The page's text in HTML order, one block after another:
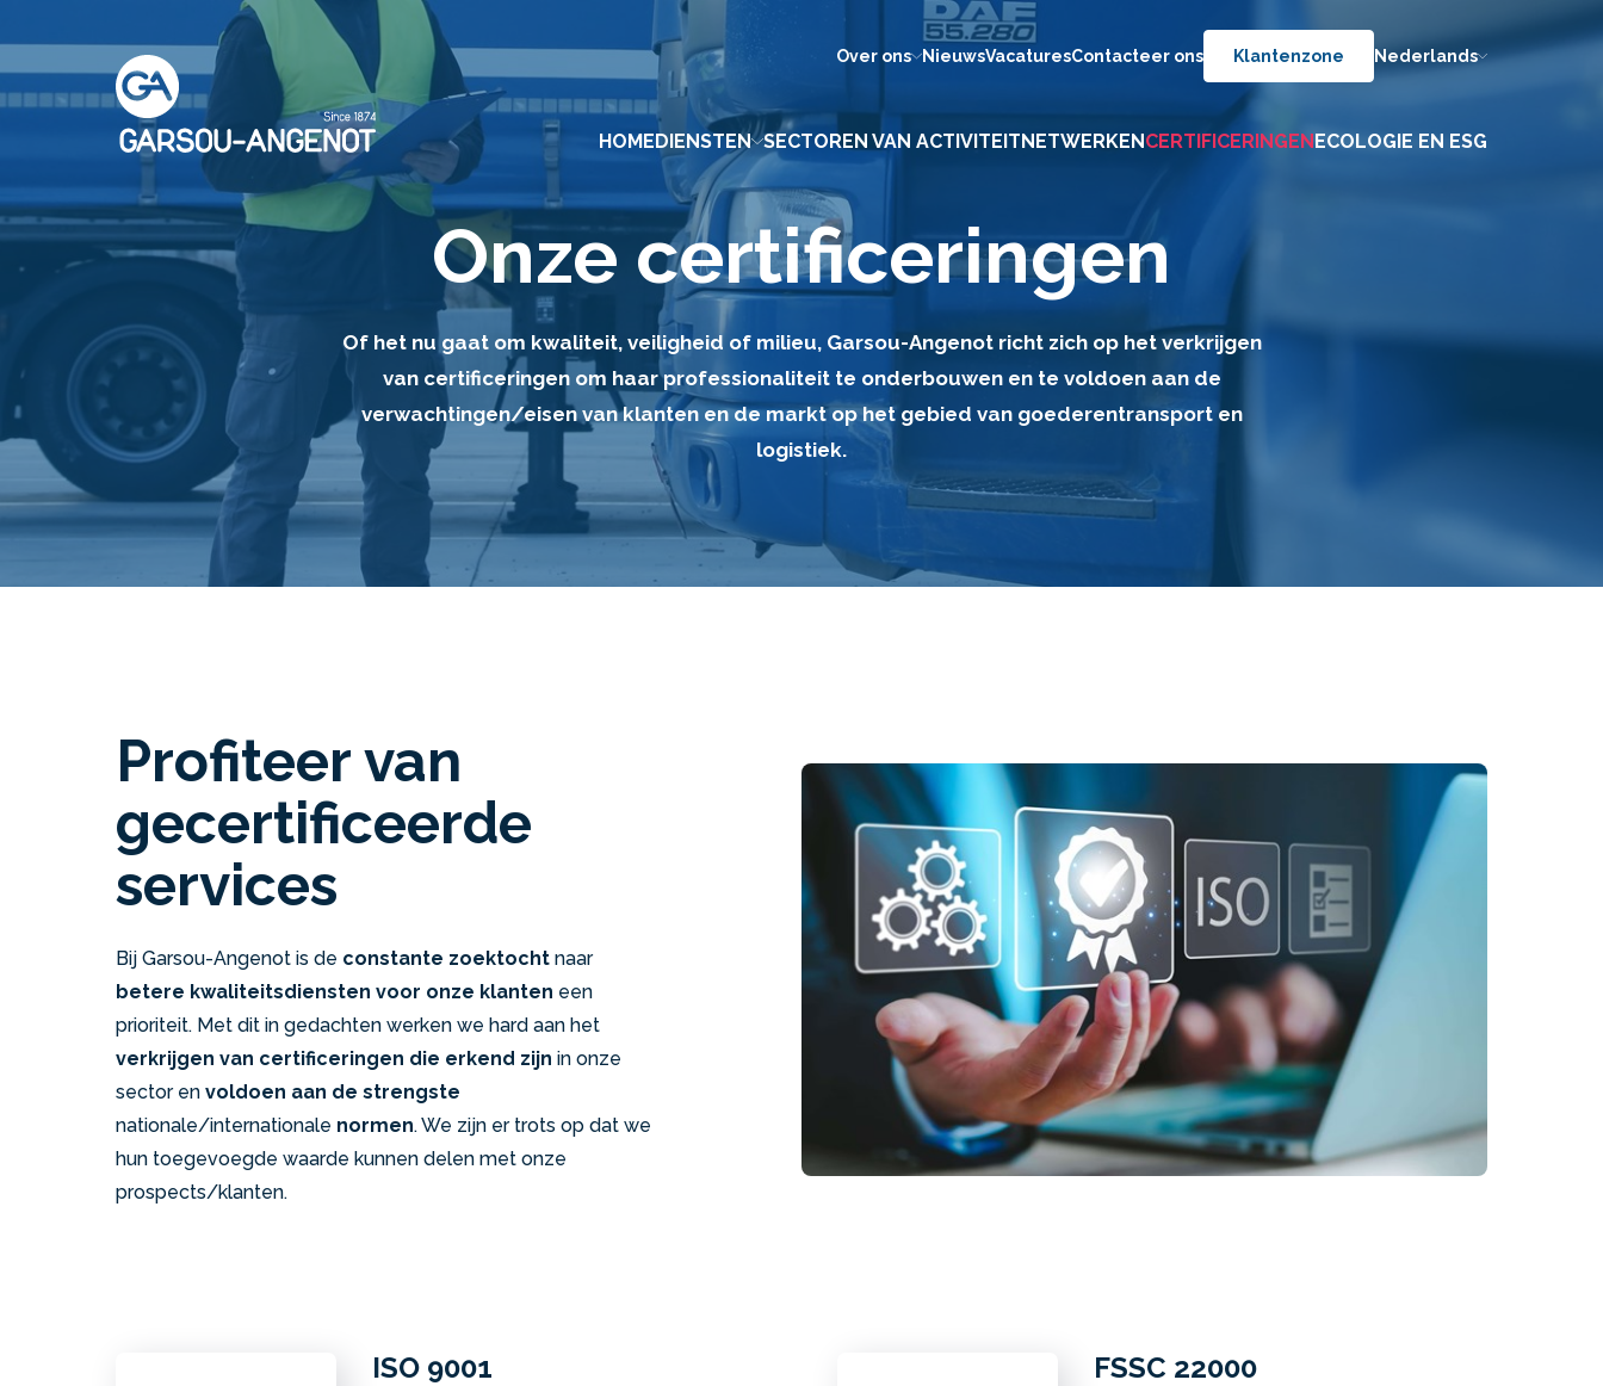
Over ons NieuwsVacaturesContacteer ons Klantenzone Nederlands
HOMEDIENSTEN SECTOREN VAN ACTIVITEITNETWERKENCERTIFICERINGENECOLOGIE EN ESG
Onze certificeringen
Of het nu gaat om kwaliteit, veiligheid of milieu, Garsou-Angenot richt zich op het verkrijgen
van certificeringen om haar professionaliteit te onderbouwen en te voldoen aan de
verwachtingen/eisen van klanten en de markt op het gebied van goederentransport en
logistiek.
Profiteer van
gecertificeerde
services
Bij Garsou-Angenot is de constante zoektocht naar
betere kwaliteitsdiensten voor onze klanten een
prioriteit. Met dit in gedachten werken we hard aan het
verkrijgen van certificeringen die erkend zijn in onze
sector en voldoen aan de strengste
nationale/internationale normen. We zijn er trots op dat we
hun toegevoegde waarde kunnen delen met onze
prospects/klanten.
ISO 9001
FSSC 22000